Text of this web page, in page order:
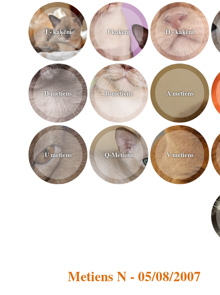
J - kaķēni I kaķēni H - kaķēni
D-metiens B-metiens A metiens
U metiens Q-Metiens V metiens
Metiens N - 05/08/2007